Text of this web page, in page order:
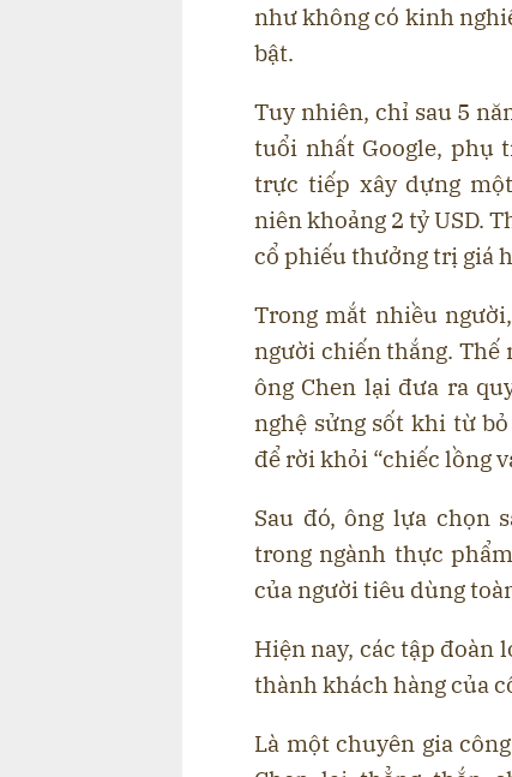
như không có kinh
bật.
Tuy nhiên, chỉ sau 5
tuổi nhất Google, phụ
trực tiếp xây dựng
niên khoảng 2 tỷ USD.
cổ phiếu thưởng trị giá
Trong mắt nhiều
người chiến thắng. Thế
ông Chen lại đưa ra
nghệ sửng sốt khi từ
để rời khỏi “chiếc lồng
Sau đó, ông lựa chọn
trong ngành thực
của người tiêu dùng
Hiện nay, các tập đoàn
thành khách hàng của
Là một chuyên gia